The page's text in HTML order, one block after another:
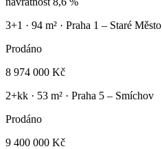
3+1 · 94 m² · Praha 1 – Staré Město
Prodáno
8 974 000 Kč
2+kk · 53 m² · Praha 5 – Smíchov
Prodáno
9 400 000 Kč